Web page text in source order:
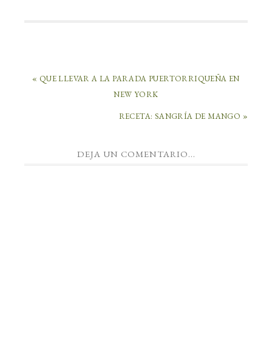
« QUE LLEVAR A LA PARADA PUERTORRIQUEÑA EN
NEW YORK
RECETA: SANGRÍA DE MANGO »
DEJA UN COMENTARIO...